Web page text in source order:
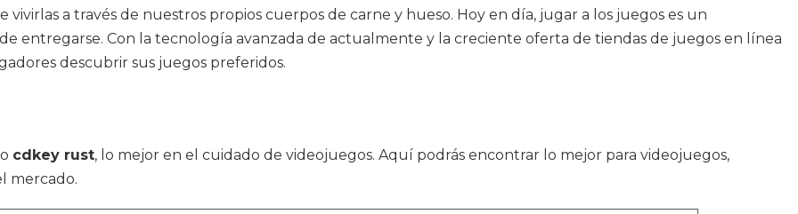
a través de nuestros propios cuerpos de carne y hueso. Hoy en día, jugar a los juegos es un
entregarse. Con la tecnología avanzada de actualmente y la creciente oferta de tiendas de juegos en línea
descubrir sus juegos preferidos.
cdkey rust, lo mejor en el cuidado de videojuegos. Aquí podrás encontrar lo mejor para videojuegos,
mercado.